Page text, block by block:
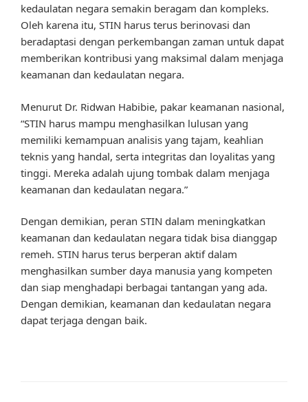
kedaulatan negara semakin beragam dan kompleks.
Oleh karena itu, STIN harus terus berinovasi dan
beradaptasi dengan perkembangan zaman untuk dapat
memberikan kontribusi yang maksimal dalam menjaga
keamanan dan kedaulatan negara.
Menurut Dr. Ridwan Habibie, pakar keamanan nasional,
“STIN harus mampu menghasilkan lulusan yang
memiliki kemampuan analisis yang tajam, keahlian
teknis yang handal, serta integritas dan loyalitas yang
tinggi. Mereka adalah ujung tombak dalam menjaga
keamanan dan kedaulatan negara.”
Dengan demikian, peran STIN dalam meningkatkan
keamanan dan kedaulatan negara tidak bisa dianggap
remeh. STIN harus terus berperan aktif dalam
menghasilkan sumber daya manusia yang kompeten
dan siap menghadapi berbagai tantangan yang ada.
Dengan demikian, keamanan dan kedaulatan negara
dapat terjaga dengan baik.